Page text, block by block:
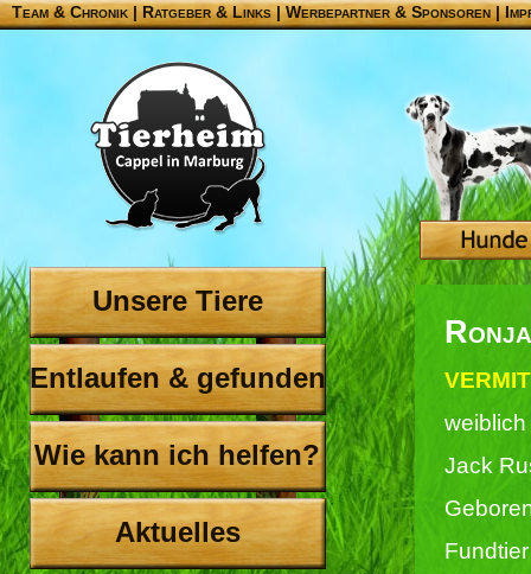
Team & Chronik |Ratgeber & Links|Werbepartner & Sponsoren|
Unsere Tiere
Entlaufen & gefunden
Wie kann ich helfen?
Aktuelles
Ronja
weiblich
Jack
Fundtier